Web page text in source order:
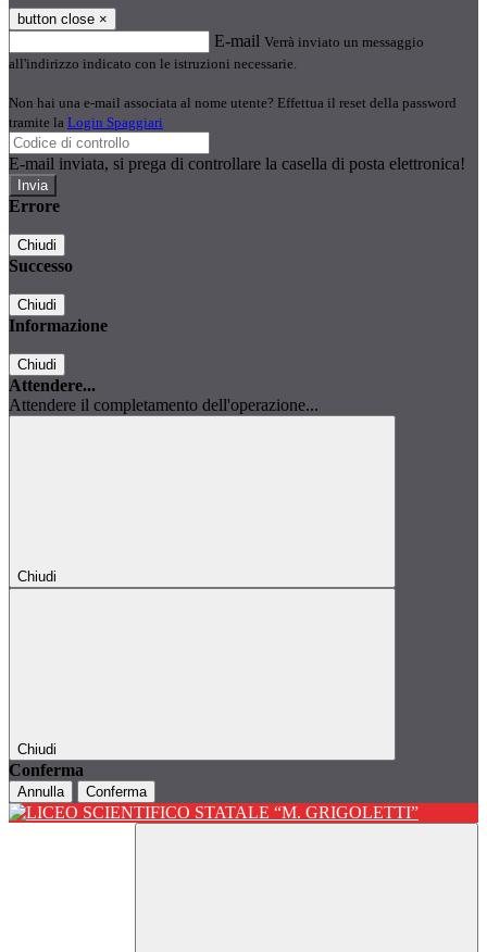
button close ×
E-mail Verrà inviato un messaggio
all'indirizzo indicato con le istruzioni necessarie.
Non hai una e-mail associata al nome utente? Effettua il reset della password
tramite la Login Spaggiari
E-mail inviata, si prega di controllare la casella di posta elettronica!
Errore
Chiudi
Successo
Chiudi
Informazione
Chiudi
Attendere...
Attendere il completamento dell'operazione...
Chiudi
Chiudi
Conferma
Annulla Conferma